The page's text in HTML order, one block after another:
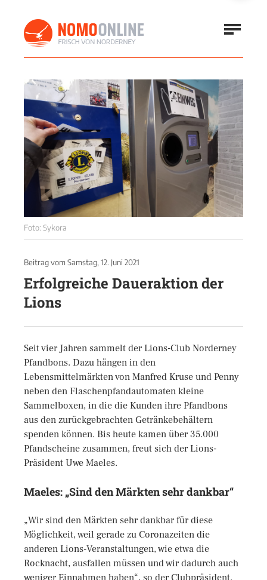
Foto: Sykora
Beitrag vom Samstag, 12. Juni 2021
Erfolgreiche Daueraktion der
Lions
Seit vier Jahren sammelt der Lions-Club Norderney
Pfandbons. Dazu hängen in den
Lebensmittelmärkten von Manfred Kruse und Penny
neben den Flaschenpfandautomaten kleine
Sammelboxen, in die die Kunden ihre Pfandbons
aus den zurückgebrachten Getränkebehältern
spenden können. Bis heute kamen über 35.000
Pfandscheine zusammen, freut sich der Lions-
Präsident Uwe Maeles.
Maeles: „Sind den Märkten sehr dankbar“
„Wir sind den Märkten sehr dankbar für diese
Möglichkeit, weil gerade zu Coronazeiten die
anderen Lions-Veranstaltungen, wie etwa die
Rocknacht, ausfallen müssen und wir dadurch auch
weniger Einnahmen haben“, so der Clubpräsident.